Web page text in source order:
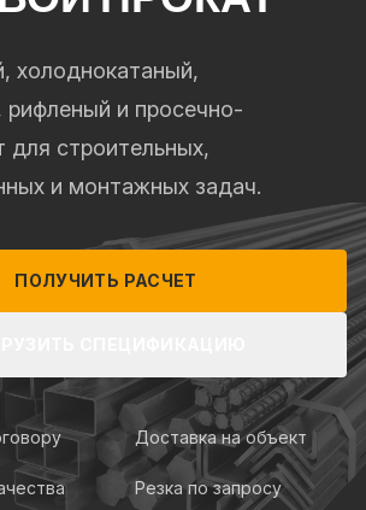
холоднокатаный,
рифленый и просечно-
для строительных,
и монтажных задач.
ПОЛУЧИТЬ РАСЧЕТ
Доставка на объект
Резка по запросу